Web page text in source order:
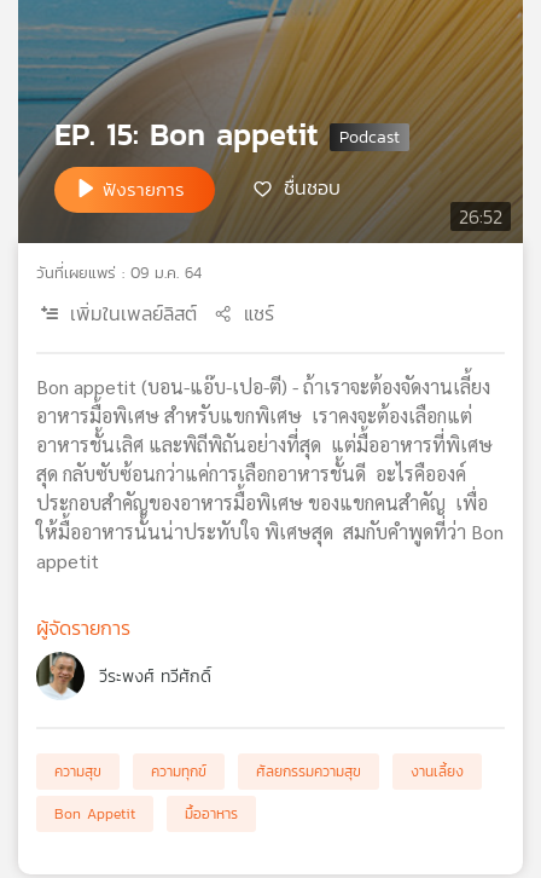
เรา
ข่าย
วิทยุ
ไทย
บี
เอส
วิทยุ
เครือ
ข่าย
26:52
EP. 15: Bon appetit
ฟังรายการ ชื่นชอบ
วันที่เผยแพร่ : 09 ม.ค. 64
เพิ่มในเพลย์ลิสต์ แชร์
Bon appetit (บอน-แอ๊บ-เปอ-ตี) - ถ้าเราจะต้องจัดงานเลี้ยง
อาหารมื้อพิเศษ สำหรับแขกพิเศษ เราคงจะต้องเลือกแต่
อาหารชั้นเลิศ และพิถีพิถันอย่างที่สุด แต่มื้ออาหารที่พิเศษ
สุด กลับซับซ้อนกว่าแค่การเลือกอาหารชั้นดี อะไรคือองค์
ประกอบสำคัญของอาหารมื้อพิเศษ ของแขกคนสำคัญ เพื่อ
ให้มื้ออาหารนั้นน่าประทับใจ พิเศษสุด สมกับคำพูดที่ว่า Bon
appetit
ผู้จัดรายการ
วีระพงศ์ ทวีศักดิ์
ความสุข ความทุกข์ ศัลยกรรมความสุข
งานเลี้ยง
Bon Appetit
มื้ออาหาร